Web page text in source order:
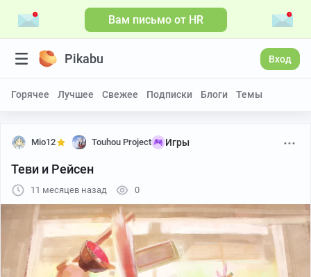
Вам письмо от HR
Pikabu Вход
Горячее Лучшее Свежее Подписки Блоги Темы
Mio12 Touhou Project Игры
Теви и Рейсен
11 месяцев назад 0